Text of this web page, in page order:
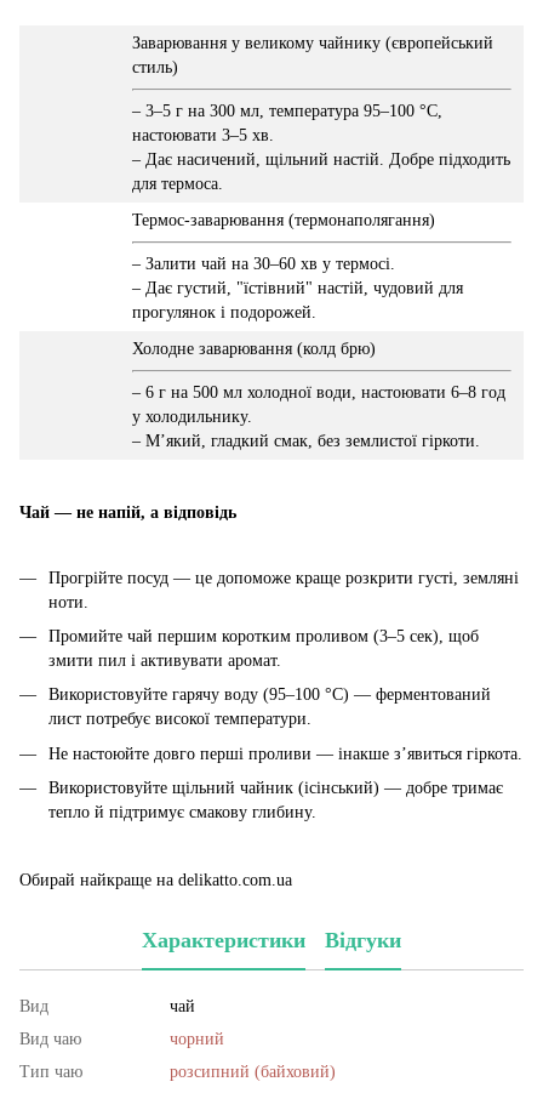
Заварювання у великому чайнику (європейський
стиль)
– 3–5 г на 300 мл, температура 95–100 °C,
настоювати 3–5 хв.
– Дає насичений, щільний настій. Добре підходить
для термоса.
Термос-заварювання (термонаполягання)
– Залити чай на 30–60 хв у термосі.
– Дає густий, "їстівний" настій, чудовий для
прогулянок і подорожей.
Холодне заварювання (колд брю)
– 6 г на 500 мл холодної води, настоювати 6–8 год
у холодильнику.
– М’який, гладкий смак, без землистої гіркоти.
Чай — не напій, а відповідь
Прогрійте посуд — це допоможе краще розкрити густі, земляні
ноти.
Промийте чай першим коротким проливом (3–5 сек), щоб
змити пил і активувати аромат.
Використовуйте гарячу воду (95–100 °C) — ферментований
лист потребує високої температури.
Не настоюйте довго перші проливи — інакше з’явиться гіркота.
Використовуйте щільний чайник (ісінський) — добре тримає
тепло й підтримує смакову глибину.
Обирай найкраще на delikatto.com.ua
Характеристики Відгуки
Вид
чай
Вид чаю
чорний
Тип чаю
розсипний (байховий)